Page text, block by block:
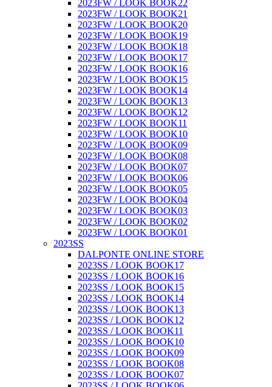
2023FW / LOOK BOOK22
2023FW / LOOK BOOK21
2023FW / LOOK BOOK20
2023FW / LOOK BOOK19
2023FW / LOOK BOOK18
2023FW / LOOK BOOK17
2023FW / LOOK BOOK16
2023FW / LOOK BOOK15
2023FW / LOOK BOOK14
2023FW / LOOK BOOK13
2023FW / LOOK BOOK12
2023FW / LOOK BOOK11
2023FW / LOOK BOOK10
2023FW / LOOK BOOK09
2023FW / LOOK BOOK08
2023FW / LOOK BOOK07
2023FW / LOOK BOOK06
2023FW / LOOK BOOK05
2023FW / LOOK BOOK04
2023FW / LOOK BOOK03
2023FW / LOOK BOOK02
2023FW / LOOK BOOK01
2023SS
DALPONTE ONLINE STORE
2023SS / LOOK BOOK17
2023SS / LOOK BOOK16
2023SS / LOOK BOOK15
2023SS / LOOK BOOK14
2023SS / LOOK BOOK13
2023SS / LOOK BOOK12
2023SS / LOOK BOOK11
2023SS / LOOK BOOK10
2023SS / LOOK BOOK09
2023SS / LOOK BOOK08
2023SS / LOOK BOOK07